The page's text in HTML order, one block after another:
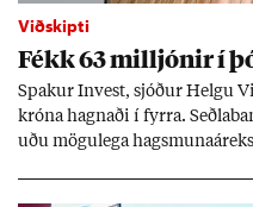
Viðskipti
Fékk 63 millj­ón­ir í
Spak­ur In­vest, sjóð­ur Helgu
króna hagn­aði í fyrra.
uðu mögu­lega